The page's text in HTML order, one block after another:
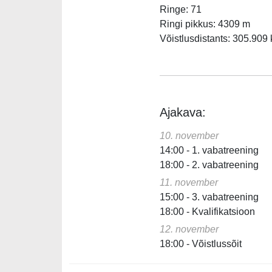
Ringe: 71
Ringi pikkus: 4309 m
Võistlusdistants: 305.909
Ajakava:
10. november
14:00 - 1. vabatreening
18:00 - 2. vabatreening
11. november
15:00 - 3. vabatreening
18:00 - Kvalifikatsioon
12. november
18:00 - Võistlussõit